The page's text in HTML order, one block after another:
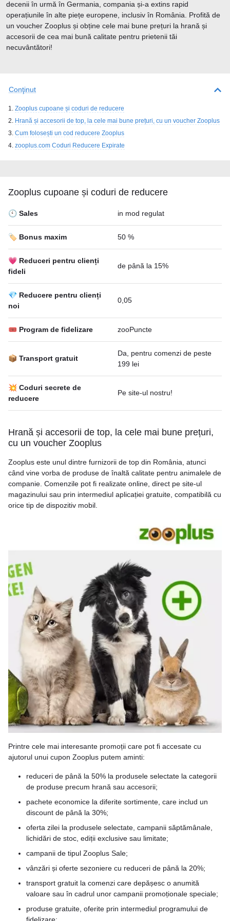
Conţinut
Zooplus cupoane și coduri de reducere
Hrană și accesorii de top, la cele mai bune prețuri, cu un voucher Zooplus
Cum folosești un cod reducere Zooplus
zooplus.com Coduri Reducere Expirate
Zooplus cupoane și coduri de reducere
🕙 Sales in mod regulat
🏷️ Bonus maxim 50 %
💗 Reduceri pentru clienți
fideli
de până la 15%
💎 Reducere pentru clienți
noi
0,05
🎟 Program de fidelizare zooPuncte
📦 Transport gratuit
Da, pentru comenzi de peste
199 lei
💥 Coduri secrete de
reducere
Pe site-ul nostru!
Hrană și accesorii de top, la cele mai bune prețuri,
cu un voucher Zooplus
Zooplus este unul dintre furnizorii de top din România, atunci
când vine vorba de produse de înaltă calitate pentru animalele de
companie. Comenzile pot fi realizate online, direct pe site-ul
magazinului sau prin intermediul aplicației gratuite, compatibilă cu
orice tip de dispozitiv mobil.
Printre cele mai interesante promoții care pot fi accesate cu
ajutorul unui cupon Zooplus putem aminti:
reduceri de până la 50% la produsele selectate la categorii
de produse precum hrană sau accesorii;
pachete economice la diferite sortimente, care includ un
discount de până la 30%;
oferta zilei la produsele selectate, campanii săptămânale,
lichidări de stoc, ediții exclusive sau limitate;
campanii de tipul Zooplus Sale;
vânzări și oferte sezoniere cu reduceri de până la 20%;
transport gratuit la comenzi care depășesc o anumită
valoare sau în cadrul unor campanii promoționale speciale;
produse gratuite, oferite prin intermediul programului de
decenii în urmă în Germania, compania și-a extins rapid
operațiunile în alte piețe europene, inclusiv în România. Profită de
un voucher Zooplus și obține cele mai bune prețuri la hrană și
accesorii de cea mai bună calitate pentru prietenii tăi
necuvântători!